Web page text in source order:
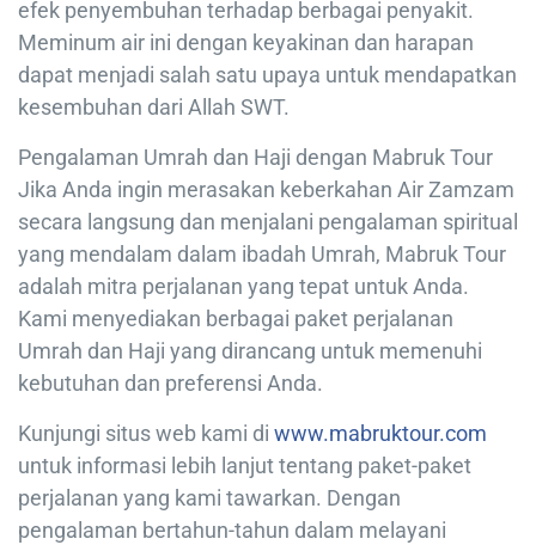
efek penyembuhan terhadap berbagai penyakit.
Meminum air ini dengan keyakinan dan harapan
dapat menjadi salah satu upaya untuk mendapatkan
kesembuhan dari Allah SWT.
Pengalaman Umrah dan Haji dengan Mabruk Tour
Jika Anda ingin merasakan keberkahan Air Zamzam
secara langsung dan menjalani pengalaman spiritual
yang mendalam dalam ibadah Umrah, Mabruk Tour
adalah mitra perjalanan yang tepat untuk Anda.
Kami menyediakan berbagai paket perjalanan
Umrah dan Haji yang dirancang untuk memenuhi
kebutuhan dan preferensi Anda.
Kunjungi situs web kami di www.mabruktour.com
untuk informasi lebih lanjut tentang paket-paket
perjalanan yang kami tawarkan. Dengan
pengalaman bertahun-tahun dalam melayani